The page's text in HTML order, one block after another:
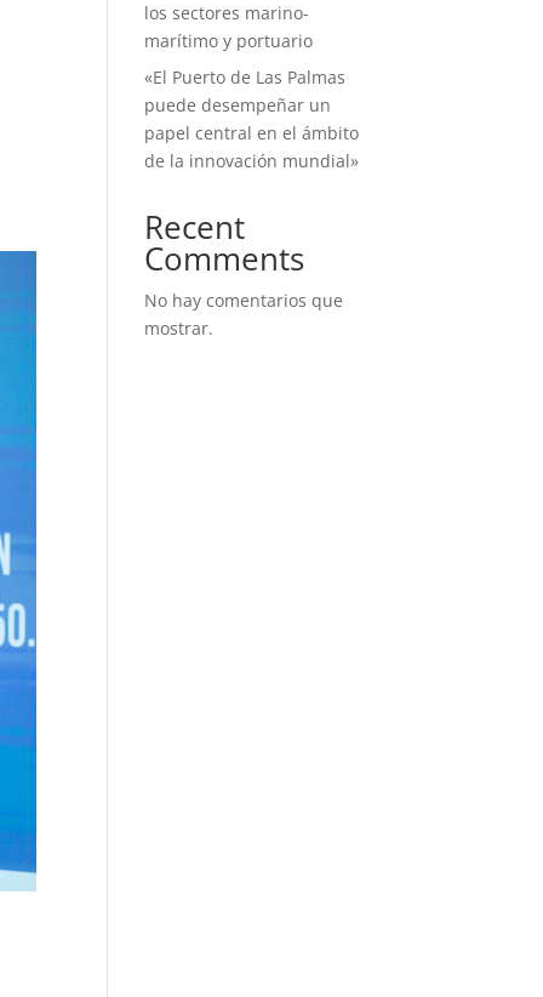
los sectores marino-
marítimo y portuario
«El Puerto de Las Palmas
puede desempeñar un
papel central en el ámbito
de la innovación mundial»
Recent
Comments
No hay comentarios que
mostrar.